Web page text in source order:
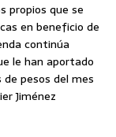
propios que se
en beneficio de
continúa
le han aportado
pesos del mes
Jiménez